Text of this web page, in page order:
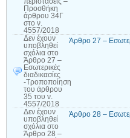
Προσθήκη
άρθρου 34Γ
στο ν.
4557/2018
Δεν έχουν
υποβληθεί
σχόλια στο
Άρθρο 27 –
Εσωτερικές
διαδικασίες
-Τροποποίηση
του άρθρου
35 του ν.
4557/2018
Άρθρο 27 –
Δεν έχουν
υποβληθεί
σχόλια στο
Άρθρο 28 –
Άρθρο 28 –